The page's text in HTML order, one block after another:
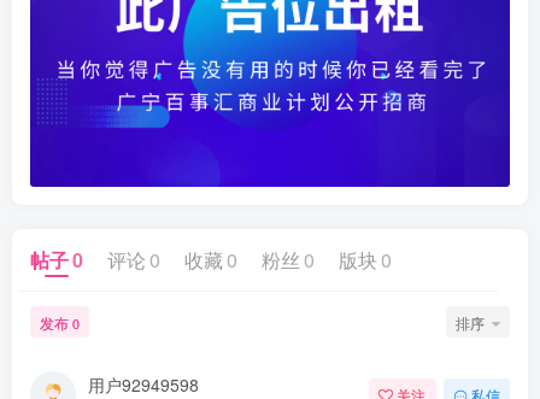
帖子0 评论 0 收藏 0 粉丝 0 版块 0
发布 0 排序
用户92949598 关注 私信